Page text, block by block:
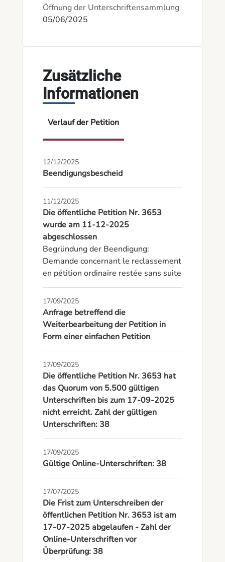
Öffnung der Unterschriftensammlung
05/06/2025
Zusätzliche
Informationen
Verlauf der Petition
12/12/2025
Beendigungsbescheid
11/12/2025
Die öffentliche Petition Nr. 3653
wurde am 11-12-2025
abgeschlossen
Begründung der Beendigung:
Demande concernant le reclassement
en pétition ordinaire restée sans suite
17/09/2025
Anfrage betreffend die
Weiterbearbeitung der Petition in
Form einer einfachen Petition
17/09/2025
Die öffentliche Petition Nr. 3653 hat
das Quorum von 5.500 gültigen
Unterschriften bis zum 17-09-2025
nicht erreicht. Zahl der gültigen
Unterschriften: 38
17/09/2025
Gültige Online-Unterschriften: 38
17/07/2025
Die Frist zum Unterschreiben der
öffentlichen Petition Nr. 3653 ist am
17-07-2025 abgelaufen - Zahl der
Online-Unterschriften vor
Überprüfung: 38